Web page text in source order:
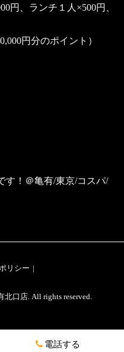
円、ランチ１人×500円、
円分のポイント）
す！＠亀有/東京/コスパ/
リシー
口店. All rights reserved.
電話する